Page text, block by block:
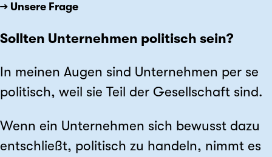
→ Unsere Frage
Sollten Unternehmen politisch sein?
In meinen Augen sind Unternehmen per se
politisch, weil sie Teil der Gesellschaft sind.
Wenn ein Unternehmen sich bewusst dazu
entschließt, politisch zu handeln, nimmt es